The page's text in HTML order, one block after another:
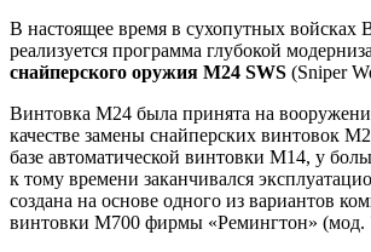
В настоящее время в сухопутных
реализуется программа глубокой
снайперского оружия М24 SWS (Sniper
Винтовка М24 была принята на
качестве замены снайперских винтовок
базе автоматической винтовки М14, у
к тому времени заканчивался
создана на основе одного из вариантов
винтовки М700 фирмы «Ремингтон» (мод.